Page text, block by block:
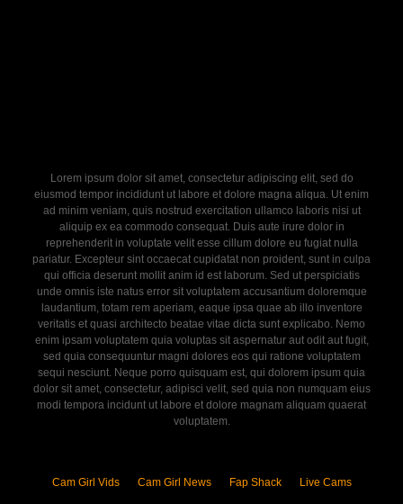
Lorem ipsum dolor sit amet, consectetur adipiscing elit, sed do
eiusmod tempor incididunt ut labore et dolore magna aliqua. Ut enim
ad minim veniam, quis nostrud exercitation ullamco laboris nisi ut
aliquip ex ea commodo consequat. Duis aute irure dolor in
reprehenderit in voluptate velit esse cillum dolore eu fugiat nulla
pariatur. Excepteur sint occaecat cupidatat non proident, sunt in culpa
qui officia deserunt mollit anim id est laborum. Sed ut perspiciatis
unde omnis iste natus error sit voluptatem accusantium doloremque
laudantium, totam rem aperiam, eaque ipsa quae ab illo inventore
veritatis et quasi architecto beatae vitae dicta sunt explicabo. Nemo
enim ipsam voluptatem quia voluptas sit aspernatur aut odit aut fugit,
sed quia consequuntur magni dolores eos qui ratione voluptatem
sequi nesciunt. Neque porro quisquam est, qui dolorem ipsum quia
dolor sit amet, consectetur, adipisci velit, sed quia non numquam eius
modi tempora incidunt ut labore et dolore magnam aliquam quaerat
voluptatem.
Cam Girl Vids Cam Girl News Fap Shack Live Cams